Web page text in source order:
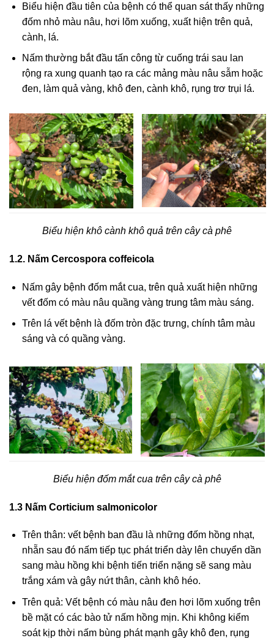
Biểu hiện đầu tiên của bệnh có thể quan sát thấy những
đốm nhỏ màu nâu, hơi lõm xuống, xuất hiện trên quả,
cành, lá.
Nấm thường bắt đầu tấn công từ cuống trái sau lan
rộng ra xung quanh tạo ra các mảng màu nâu sẫm hoặc
đen, làm quả vàng, khô đen, cành khô, rụng trơ trụi lá.
Biểu hiện khô cành khô quả trên cây cà phê
1.2. Nấm Cercospora coffeicola
Nấm gây bệnh đốm mắt cua, trên quả xuất hiện những
vết đốm có màu nâu quầng vàng trung tâm màu sáng.
Trên lá vết bệnh là đốm tròn đặc trưng, chính tâm màu
sáng và có quầng vàng.
Biểu hiện đốm mắt cua trên cây cà phê
1.3 Nấm Corticium salmonicolor
Trên thân: vết bệnh ban đầu là những đốm hồng nhạt,
nhẵn sau đó nấm tiếp tục phát triển dày lên chuyển dần
sang màu hồng khi bệnh tiến triển nặng sẽ sang màu
trắng xám và gây nứt thân, cành khô héo.
Trên quả: Vết bệnh có màu nâu đen hơi lõm xuống trên
bề mặt có các bào tử nấm hồng mịn. Khi không kiểm
soát kịp thời nấm bùng phát mạnh gây khô đen, rụng